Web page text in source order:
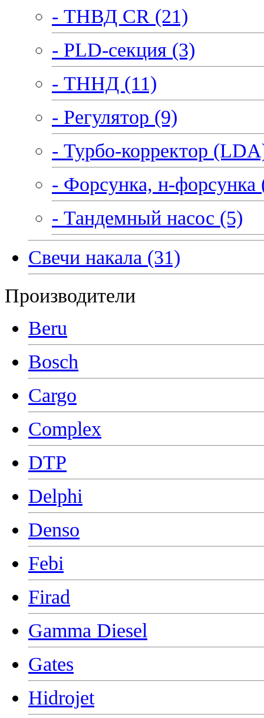
- ТНВД CR (21)
- PLD-секция (3)
- ТННД (11)
- Регулятор (9)
- Турбо-корректор
- Форсунка, н-форсунка
- Тандемный насос (5)
Свечи накала (31)
Производители
Beru
Bosch
Cargo
Complex
DTP
Delphi
Denso
Febi
Firad
Gamma Diesel
Gates
Hidrojet